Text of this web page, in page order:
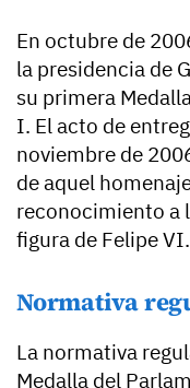
En octubre de
la presidencia de
su primera
I. El acto de
noviembre de
de aquel
reconocimiento a
figura de Felipe VI.
Normativa
La normativa
Medalla del